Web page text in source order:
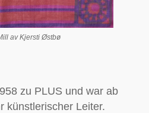
av Kjersti Østbø
zu PLUS und war ab
künstlerischer Leiter.